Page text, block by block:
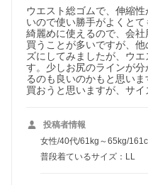
ウエスト総ゴムで、伸縮
いので使い勝手がよくと
綺麗めに使えるので、会
買うことが多いですが、
ズにしてみましたが、ウ
す。少しお尻のラインが
るのも良いのかもと思い
買おうと思いますが、サイ
投稿者情報
女性/40代/61kg～65kg/
普段着ているサイズ：LL